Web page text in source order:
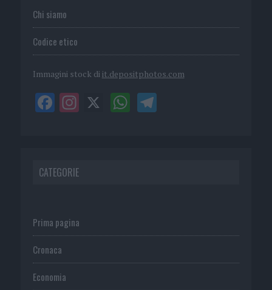
Chi siamo
Codice etico
Immagini stock di it.depositphotos.com
CATEGORIE
Prima pagina
Cronaca
Economia